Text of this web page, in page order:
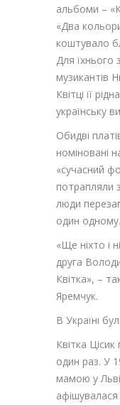
альбоми –
«Два
коштувало
Для їхнього
музикантів
Квітці її
українську
Обидві
номіновані
«сучасний
потрапляли
люди
один одному.
«Ще ніхто і
друга
Квітка», –
Яремчук.
В Україні
Квітка
один раз. У
мамою у